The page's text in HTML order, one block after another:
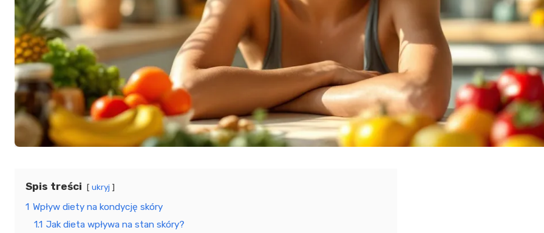
Spis treści ukryj
1 Wpływ diety na kondycję skóry
1.1 Jak dieta wpływa na stan skóry?